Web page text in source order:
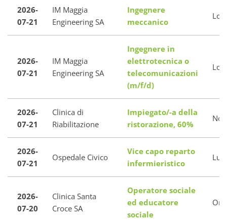
2026-
07-21
IM Maggia
Engineering SA
Ingegnere
meccanico
2026-
07-21
IM Maggia
Engineering SA
Ingegnere in
elettrotecnica o
telecomunicazioni
(m/f/d)
2026-
07-21
Clinica di
Riabilitazione
Impiegato/-a della
ristorazione, 60%
2026-
07-21
Ospedale Civico
Vice capo reparto
infermieristico
2026-
07-20
Clinica Santa
Croce SA
Operatore sociale
ed educatore
sociale